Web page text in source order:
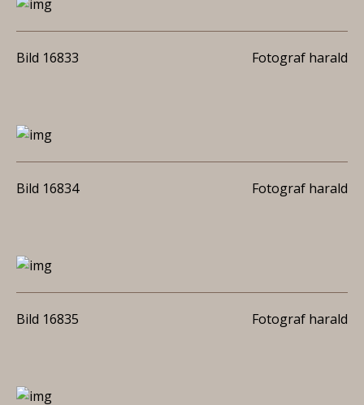
Bild 16833 Fotograf harald
Bild 16834 Fotograf harald
Bild 16835 Fotograf harald